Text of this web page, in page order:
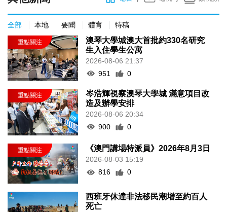
全部 本地 要聞 體育 特稿
澳琴大學城澳大首批約330名研究
生入住學生公寓
2026-08-06 21:37
951
0
岑浩輝視察澳琴大學城 滿意項目改
造及辦學安排
2026-08-06 20:34
900
0
《澳門講場特派員》2026年8月3日
2026-08-03 15:19
816
0
西班牙休達非法移民潮增至約百人
死亡